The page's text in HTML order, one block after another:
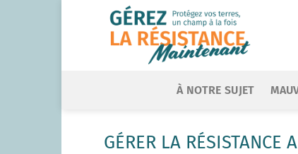
À NOTRE SUJET
GÉRER LA RÉSISTANCE